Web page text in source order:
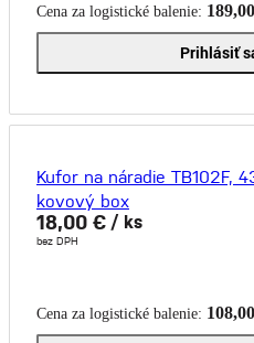
Cena za logistické balenie:
Prihlásiť
Kufor na náradie TB102F,
kovový box
18,00 € / ks
bez DPH
Cena za logistické balenie: